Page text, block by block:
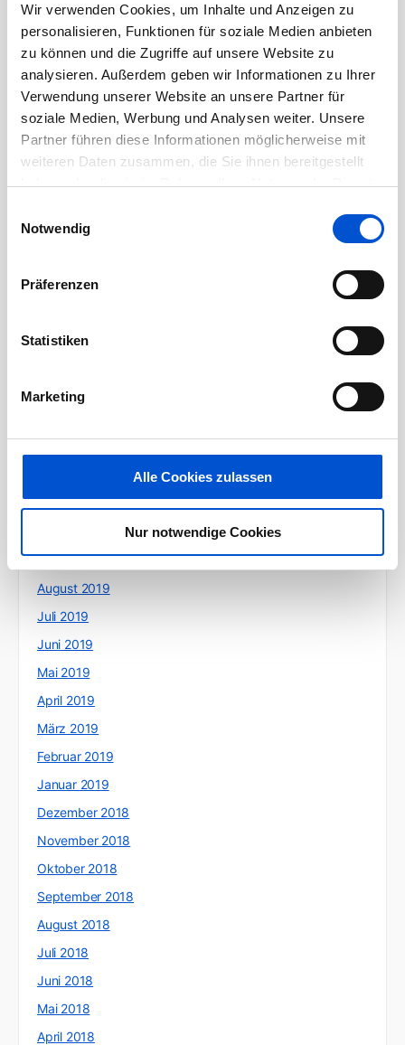
Wir verwenden Cookies, um Inhalte und Anzeigen zu
personalisieren, Funktionen für soziale Medien anbieten
zu können und die Zugriffe auf unsere Website zu
analysieren. Außerdem geben wir Informationen zu Ihrer
Verwendung unserer Website an unsere Partner für
soziale Medien, Werbung und Analysen weiter. Unsere
Partner führen diese Informationen möglicherweise mit
weiteren Daten zusammen, die Sie ihnen bereitgestellt
haben oder die sie im Rahmen Ihrer Nutzung der Dienste
Notwendig
Präferenzen
Statistiken
Marketing
Alle Cookies zulassen
Nur notwendige Cookies
April 2021
März 2021
Februar 2021
Januar 2021
Dezember 2020
November 2020
September 2020
Juli 2020
Mai 2020
März 2020
November 2019
September 2019
August 2019
Juli 2019
Juni 2019
Mai 2019
April 2019
März 2019
Februar 2019
Januar 2019
Dezember 2018
November 2018
Oktober 2018
September 2018
August 2018
Juli 2018
Juni 2018
Mai 2018
April 2018